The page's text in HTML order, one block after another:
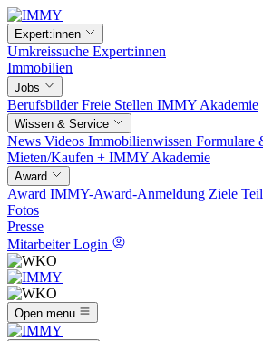
Expert:innen
Umkreissuche Expert:innen
Immobilien
Jobs
BerufsbilderFreie Stellen IMMY Akademie
Wissen & Service
News Videos Immobilienwissen Formulare
Mieten/Kaufen + IMMY Akademie
Award
Award IMMY-Award-Anmeldung Ziele
Fotos
Presse
Mitarbeiter Login
Open menu